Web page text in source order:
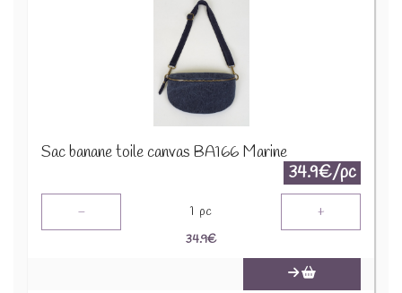
Sac banane toile canvas BA166 Marine
34.9€/pc
- 1 pc +
34.9€